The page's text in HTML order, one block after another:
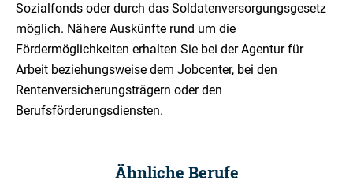
Sozialfonds oder durch das Soldatenversorgungsgesetz
möglich. Nähere Auskünfte rund um die
Fördermöglichkeiten erhalten Sie bei der Agentur für
Arbeit beziehungsweise dem Jobcenter, bei den
Rentenversicherungsträgern oder den
Berufsförderungsdiensten.
Ähnliche Berufe